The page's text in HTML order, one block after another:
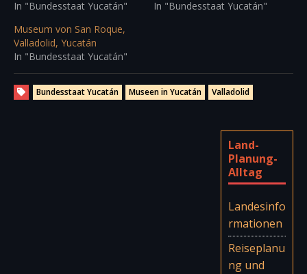
In "Bundesstaat Yucatán"
In "Bundesstaat Yucatán"
Museum von San Roque,
Valladolid, Yucatán
In "Bundesstaat Yucatán"
Bundesstaat Yucatán Museen in Yucatán Valladolid
Land-
Planung-
Alltag
Landesinfo
rmationen
Reiseplanu
ng und